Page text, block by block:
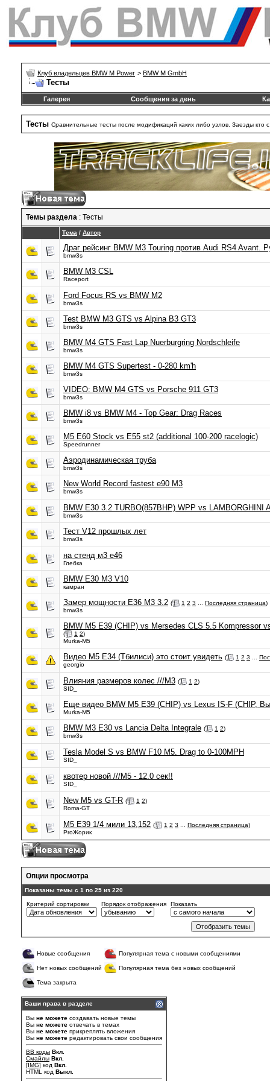
Клуб владельцев BMW M Power > BMW M GmbH
Тесты
Галерея Сообщения за день
Тесты Сравнительные тесты после модификаций каких либо узлов. Заезды кто
Темы раздела : Тесты
Тема / Автор
Драг рейсинг BMW M3 Touring против Audi RS4 Avant.
bmw3s
BMW M3 CSL
Raceport
Ford Focus RS vs BMW M2
bmw3s
Test BMW M3 GTS vs Alpina B3 GT3
bmw3s
BMW M4 GTS Fast Lap Nuerburgring Nordschleife
bmw3s
BMW M4 GTS Supertest - 0-280 km'h
bmw3s
VIDEO: BMW M4 GTS vs Porsche 911 GT3
bmw3s
BMW i8 vs BMW M4 - Top Gear: Drag Races
bmw3s
M5 E60 Stock vs E55 st2 (additional 100-200 racelogic)
Speedrunner
Аэродинамическая труба
bmw3s
New World Record fastest e90 M3
bmw3s
BMW E30 3.2 TURBO(857BHP) WPP vs LAMBORGHINI
bmw3s
Тест V12 прошлых лет
bmw3s
на стенд м3 е46
Глебка
BMW E30 M3 V10
камран
Замер мощности Е36 М3 3.2 ( 1 2 3 Последняя страница)
bmw3s
BMW M5 E39 (CHIP) vs Mersedes CLS 5.5 Kompressor
( 1 2)
Murka-M5
Видео М5 Е34 (Тбилиси) это стоит увидеть ( 1 2 3
georgio
Влияния размеров колес ///M3 ( 1 2)
SID_
Еще видео BMW M5 E39 (CHIP) vs Lexus IS-F (CHIP,
Murka-M5
BMW M3 E30 vs Lancia Delta Integrale ( 1 2)
bmw3s
Tesla Model S vs BMW F10 M5. Drag to 0-100MPH
SID_
квотер новой ///M5 - 12.0 cек!!
SID_
New M5 vs GT-R ( 1 2)
Roma-GT
М5 Е39 1/4 мили 13,152 ( 1 2 3 Последняя страница)
ProЖорик
Опции просмотра
Показаны темы с 1 по 25 из 220
Критерий сортировки Порядок отображения Показать
Новые сообщения Популярная тема с новыми сообщениями
Нет новых сообщений Популярная тема без новых сообщений
Тема закрыта
Ваши права в разделе
Вы не можете создавать новые темы
Вы не можете отвечать в темах
Вы не можете прикреплять вложения
Вы не можете редактировать свои сообщения
BB коды Вкл.
Смайлы Вкл.
[IMG] код Вкл.
HTML код Выкл.